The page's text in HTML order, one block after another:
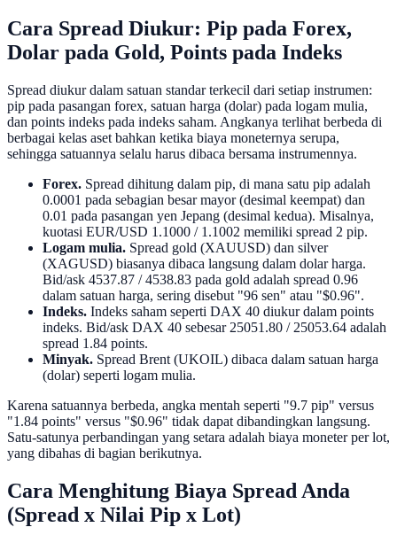
Cara Spread Diukur: Pip pada Forex,
Dolar pada Gold, Points pada Indeks
Spread diukur dalam satuan standar terkecil dari setiap instrumen:
pip pada pasangan forex, satuan harga (dolar) pada logam mulia,
dan points indeks pada indeks saham. Angkanya terlihat berbeda di
berbagai kelas aset bahkan ketika biaya moneternya serupa,
sehingga satuannya selalu harus dibaca bersama instrumennya.
Forex. Spread dihitung dalam pip, di mana satu pip adalah
0.0001 pada sebagian besar mayor (desimal keempat) dan
0.01 pada pasangan yen Jepang (desimal kedua). Misalnya,
kuotasi EUR/USD 1.1000 / 1.1002 memiliki spread 2 pip.
Logam mulia. Spread gold (XAUUSD) dan silver
(XAGUSD) biasanya dibaca langsung dalam dolar harga.
Bid/ask 4537.87 / 4538.83 pada gold adalah spread 0.96
dalam satuan harga, sering disebut "96 sen" atau "$0.96".
Indeks. Indeks saham seperti DAX 40 diukur dalam points
indeks. Bid/ask DAX 40 sebesar 25051.80 / 25053.64 adalah
spread 1.84 points.
Minyak. Spread Brent (UKOIL) dibaca dalam satuan harga
(dolar) seperti logam mulia.
Karena satuannya berbeda, angka mentah seperti "9.7 pip" versus
"1.84 points" versus "$0.96" tidak dapat dibandingkan langsung.
Satu-satunya perbandingan yang setara adalah biaya moneter per lot,
yang dibahas di bagian berikutnya.
Cara Menghitung Biaya Spread Anda
(Spread x Nilai Pip x Lot)